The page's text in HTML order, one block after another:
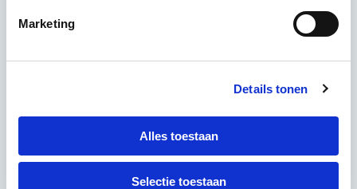
Marketing
Details tonen
Alles toestaan
Selectie toestaan
schoonmaakbedrijf?
voordelen die verder gaan dan alleen een schone
virussen en allergenen, wat bijdraagt aan een
gezondere werkomgeving voor je medewerkers.